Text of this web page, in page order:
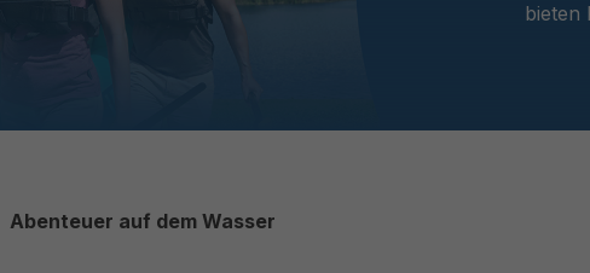
bieten
Abenteuer auf dem Wasser